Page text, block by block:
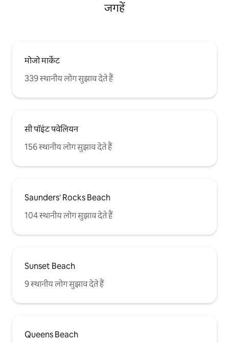
जगहें
मोजो मार्केट
339 स्थानीय लोग सुझाव देते हैं
सी पॉइंट पवेलियन
156 स्थानीय लोग सुझाव देते हैं
Saunders' Rocks Beach
104 स्थानीय लोग सुझाव देते हैं
Sunset Beach
9 स्थानीय लोग सुझाव देते हैं
Queens Beach